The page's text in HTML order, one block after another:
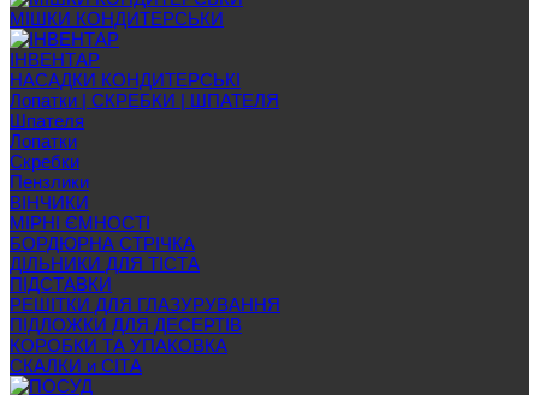
МІШКИ КОНДИТЕРСЬКИ
ІНВЕНТАР
НАСАДКИ КОНДИТЕРСЬКІ
Лопатки | СКРЕБКИ | ШПАТЕЛЯ
Шпателя
Лопатки
Скребки
Пензлики
ВІНЧИКИ
МІРНІ ЄМНОСТІ
БОРДЮРНА СТРІЧКА
ДІЛЬНИКИ ДЛЯ ТІСТА
ПІДСТАВКИ
РЕШІТКИ ДЛЯ ГЛАЗУРУВАННЯ
ПІДЛОЖКИ ДЛЯ ДЕСЕРТІВ
КОРОБКИ ТА УПАКОВКА
СКАЛКИ и СІТА